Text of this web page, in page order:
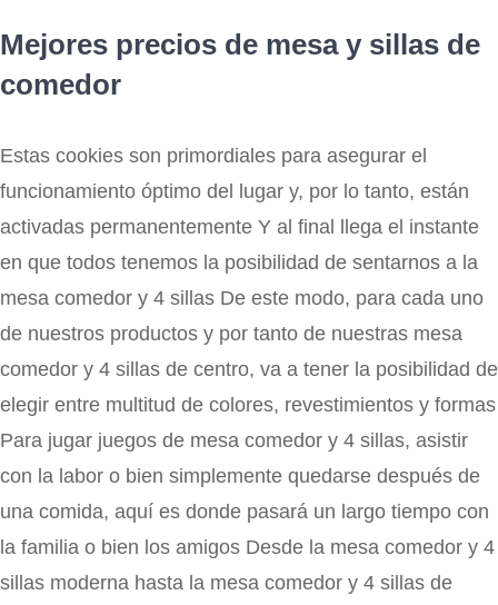
Mejores precios de mesa y sillas de
comedor
Estas cookies son primordiales para asegurar el
funcionamiento óptimo del lugar y, por lo tanto, están
activadas permanentemente Y al final llega el instante
en que todos tenemos la posibilidad de sentarnos a la
mesa comedor y 4 sillas De este modo, para cada uno
de nuestros productos y por tanto de nuestras mesa
comedor y 4 sillas de centro, va a tener la posibilidad de
elegir entre multitud de colores, revestimientos y formas
Para jugar juegos de mesa comedor y 4 sillas, asistir
con la labor o bien simplemente quedarse después de
una comida, aquí es donde pasará un largo tiempo con
la familia o bien los amigos Desde la mesa comedor y 4
sillas moderna hasta la mesa comedor y 4 sillas de